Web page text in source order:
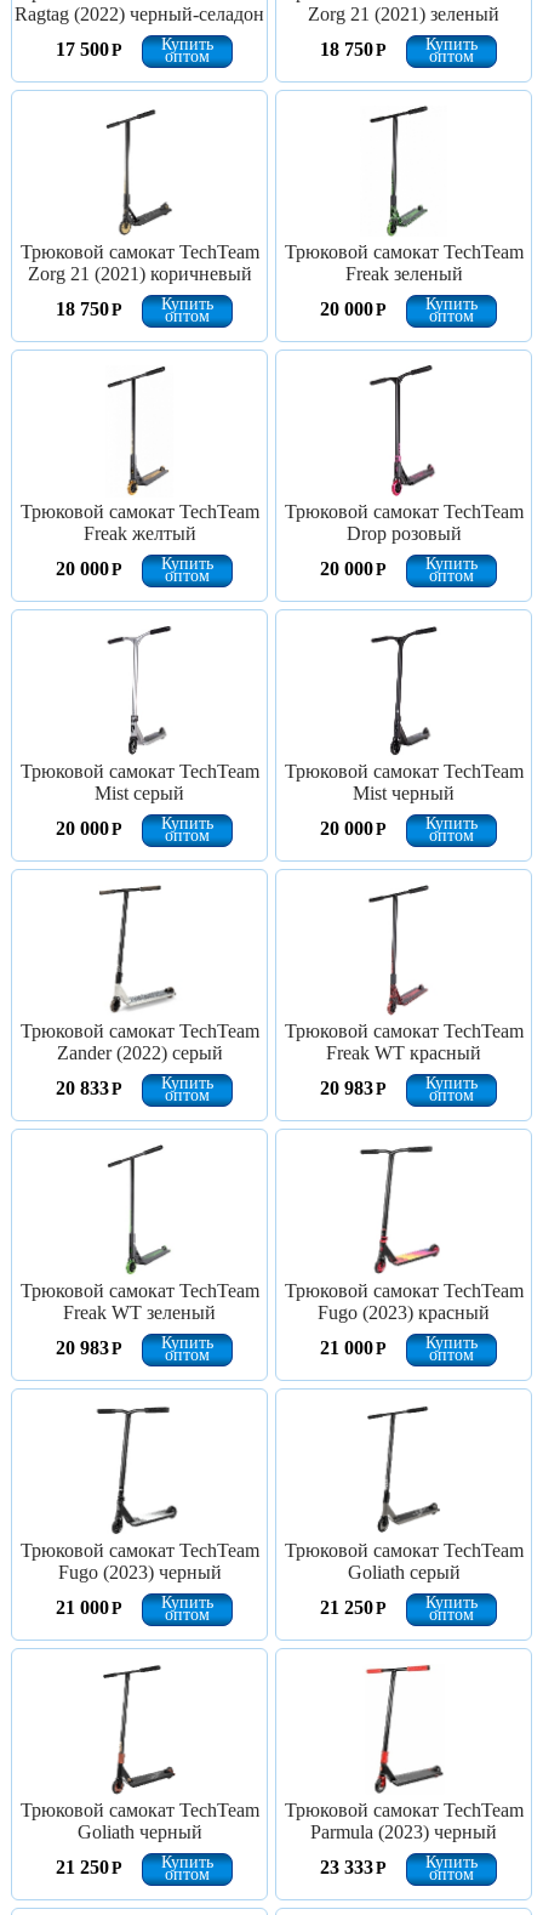
Ragtag (2022) черный-селадон
17 500Р Купить
оптом
Zorg 21 (2021) зеленый
18 750Р Купить
оптом
Трюковой самокат TechTeam
Zorg 21 (2021) коричневый
18 750Р Купить
оптом
Трюковой самокат TechTeam
Freak зеленый
20 000Р Купить
оптом
Трюковой самокат TechTeam
Freak желтый
20 000Р Купить
оптом
Трюковой самокат TechTeam
Drop розовый
20 000Р Купить
оптом
Трюковой самокат TechTeam
Mist серый
20 000Р Купить
оптом
Трюковой самокат TechTeam
Mist черный
20 000Р Купить
оптом
Трюковой самокат TechTeam
Zander (2022) серый
20 833Р Купить
оптом
Трюковой самокат TechTeam
Freak WT красный
20 983Р Купить
оптом
Трюковой самокат TechTeam
Freak WT зеленый
20 983Р Купить
оптом
Трюковой самокат TechTeam
Fugo (2023) красный
21 000Р Купить
оптом
Трюковой самокат TechTeam
Fugo (2023) черный
21 000Р Купить
оптом
Трюковой самокат TechTeam
Goliath серый
21 250Р Купить
оптом
Трюковой самокат TechTeam
Goliath черный
21 250Р Купить
оптом
Трюковой самокат TechTeam
Parmula (2023) черный
23 333Р Купить
оптом